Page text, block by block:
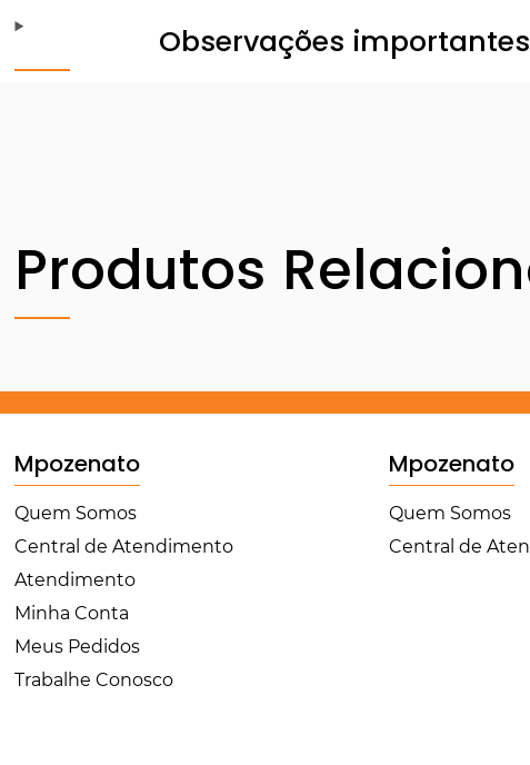
Observações importantes
Produtos
Mpozenato
Quem Somos
Central de Atendimento
Atendimento
Minha Conta
Meus Pedidos
Trabalhe Conosco
Mpozenato
Quem Somos
Central de